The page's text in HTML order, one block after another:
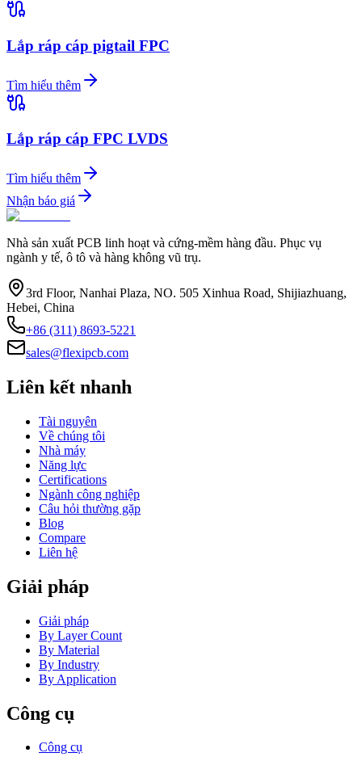
Lắp ráp cáp pigtail FPC
Tìm hiểu thêm
Lắp ráp cáp FPC LVDS
Tìm hiểu thêm
Nhận báo giá
Nhà sản xuất PCB linh hoạt và cứng-mềm hàng đầu. Phục vụ
ngành y tế, ô tô và hàng không vũ trụ.
3rd Floor, Nanhai Plaza, NO. 505 Xinhua Road, Shijiazhuang,
Hebei, China
+86 (311) 8693-5221
sales@flexipcb.com
Liên kết nhanh
Tài nguyên
Về chúng tôi
Nhà máy
Năng lực
Certifications
Ngành công nghiệp
Câu hỏi thường gặp
Blog
Compare
Liên hệ
Giải pháp
Giải pháp
By Layer Count
By Material
By Industry
By Application
Công cụ
Công cụ